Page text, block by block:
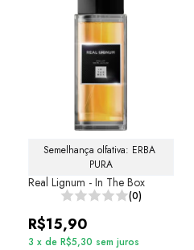
Semelhança olfativa: ERBA
PURA
Real Lignum - In The Box
(0)
R$15,90
3 x de R$5,30 sem juros